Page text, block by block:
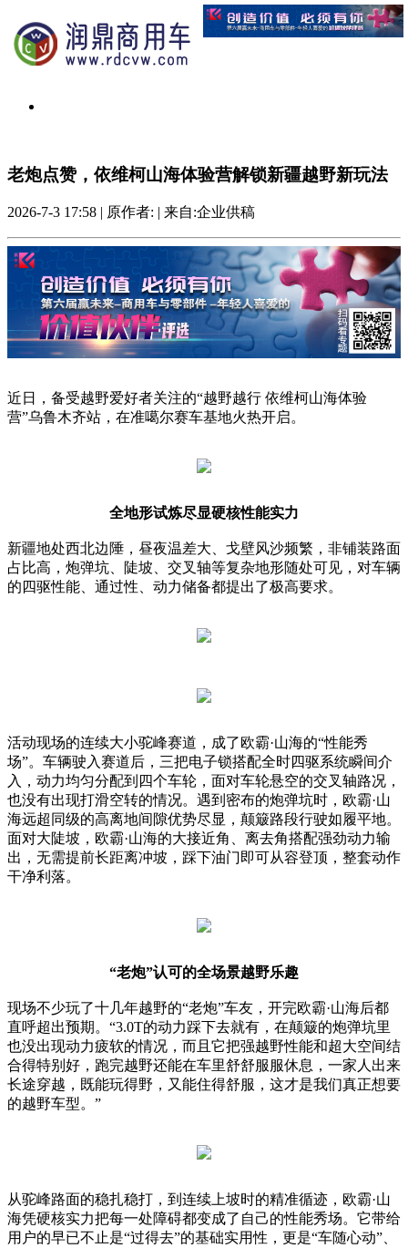
老炮点赞，依维柯山海体验营解锁新疆越野新玩法
2026-7-3 17:58 | 原作者: | 来自:企业供稿
近日，备受越野爱好者关注的“越野越行 依维柯山海体验
营”乌鲁木齐站，在准噶尔赛车基地火热开启。
全地形试炼尽显硬核性能实力
新疆地处西北边陲，昼夜温差大、戈壁风沙频繁，非铺装路面
占比高，炮弹坑、陡坡、交叉轴等复杂地形随处可见，对车辆
的四驱性能、通过性、动力储备都提出了极高要求。
活动现场的连续大小驼峰赛道，成了欧霸·山海的“性能秀
场”。车辆驶入赛道后，三把电子锁搭配全时四驱系统瞬间介
入，动力均匀分配到四个车轮，面对车轮悬空的交叉轴路况，
也没有出现打滑空转的情况。遇到密布的炮弹坑时，欧霸·山
海远超同级的高离地间隙优势尽显，颠簸路段行驶如履平地。
面对大陡坡，欧霸·山海的大接近角、离去角搭配强劲动力输
出，无需提前长距离冲坡，踩下油门即可从容登顶，整套动作
干净利落。
“老炮”认可的全场景越野乐趣
现场不少玩了十几年越野的“老炮”车友，开完欧霸·山海后都
直呼超出预期。“3.0T的动力踩下去就有，在颠簸的炮弹坑里
也没出现动力疲软的情况，而且它把强越野性能和超大空间结
合得特别好，跑完越野还能在车里舒舒服服休息，一家人出来
长途穿越，既能玩得野，又能住得舒服，这才是我们真正想要
的越野车型。”
从驼峰路面的稳扎稳打，到连续上坡时的精准循迹，欧霸·山
海凭硬核实力把每一处障碍都变成了自己的性能秀场。它带给
用户的早已不止是“过得去”的基础实用性，更是“车随心动”、